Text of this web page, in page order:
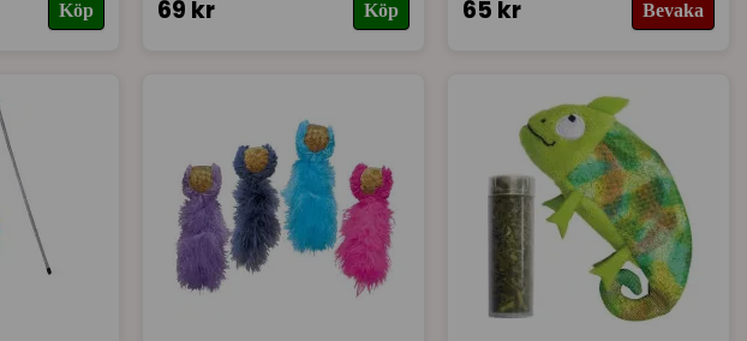
Köp 69 kr Köp 65 kr Bevaka